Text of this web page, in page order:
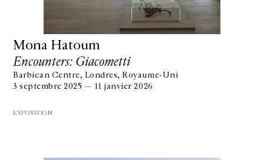
Mona Hatoum
Encounters: Giacometti
Barbican Centre, Londres, Royaume-Uni
3 septembre 2025 — 11 janvier 2026
EXPOSITION